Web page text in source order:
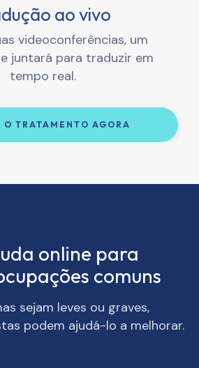
de vídeo
fornecedor especializado
tablet ou computador.
O TRATAMENTO AGORA
ao vivo
videoconferências, um
juntará para traduzir em
tempo real.
O TRATAMENTO AGORA
a qualquer momento
ao seu provedor a
para fazer perguntas e
traduzidas.
O TRATAMENTO AGORA
móvel
facilita o acesso ao
esteja você em casa ou em
trânsito.
O TRATAMENTO AGORA
online para
comuns
sejam leves ou graves,
podem ajudá-lo a melhorar.